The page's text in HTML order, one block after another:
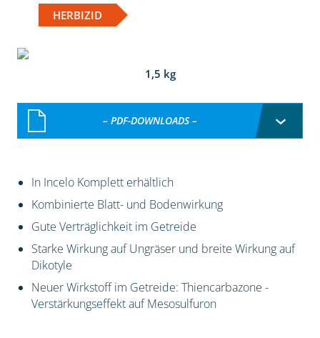
HERBIZID
1,5 kg
– PDF-DOWNLOADS –
In Incelo Komplett erhältlich
Kombinierte Blatt- und Bodenwirkung
Gute Verträglichkeit im Getreide
Starke Wirkung auf Ungräser und breite Wirkung auf
Dikotyle
Neuer Wirkstoff im Getreide: Thiencarbazone -
Verstärkungseffekt auf Mesosulfuron